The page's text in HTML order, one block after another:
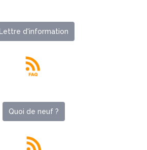
Lettre d'information
Quoi de neuf ?